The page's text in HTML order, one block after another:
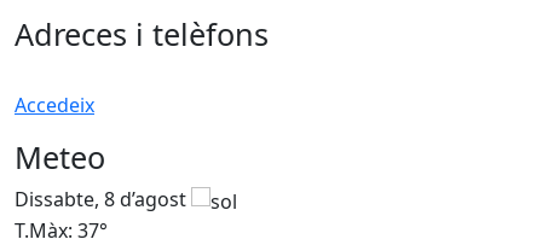
Adreces i telèfons
Accedeix
Meteo
Dissabte, 8 d’agost
T.Màx: 37°